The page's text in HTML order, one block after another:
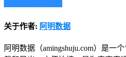
关于作者: 阿明数据
阿明数据（amingshuju.com）是